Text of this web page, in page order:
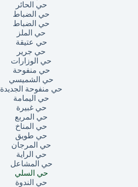
حي الحائر
حي الضباط
حي الضباط
حي الملز
حي عتيقة
حي جرير
حي الوزارات
حي منفوحة
حي الشميسي
حي منفوحة الجديدة
حي اليمامة
حي غبيرة
حي المربع
حي المناخ
حي طويق
حي المرجان
حي الراية
حي المشاعل
حي السلي
حي الندوة